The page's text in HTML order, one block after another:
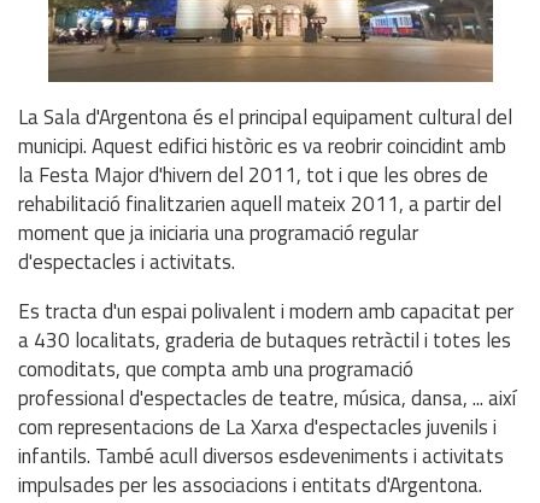
La Sala d'Argentona és el principal equipament cultural del
municipi. Aquest edifici històric es va reobrir coincidint amb
la Festa Major d'hivern del 2011, tot i que les obres de
rehabilitació finalitzarien aquell mateix 2011, a partir del
moment que ja iniciaria una programació regular
d'espectacles i activitats.
Es tracta d'un espai polivalent i modern amb capacitat per
a 430 localitats, graderia de butaques retràctil i totes les
comoditats, que compta amb una programació
professional d'espectacles de teatre, música, dansa, ... així
com representacions de La Xarxa d'espectacles juvenils i
infantils. També acull diversos esdeveniments i activitats
impulsades per les associacions i entitats d'Argentona.